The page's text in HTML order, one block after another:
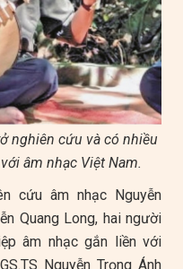
nghiên cứu và có nhiều
âm nhạc Việt Nam.
cứu âm nhạc Nguyễn
Quang Long, hai người
âm nhạc gắn liền với
Nguyễn Trọng Ánh